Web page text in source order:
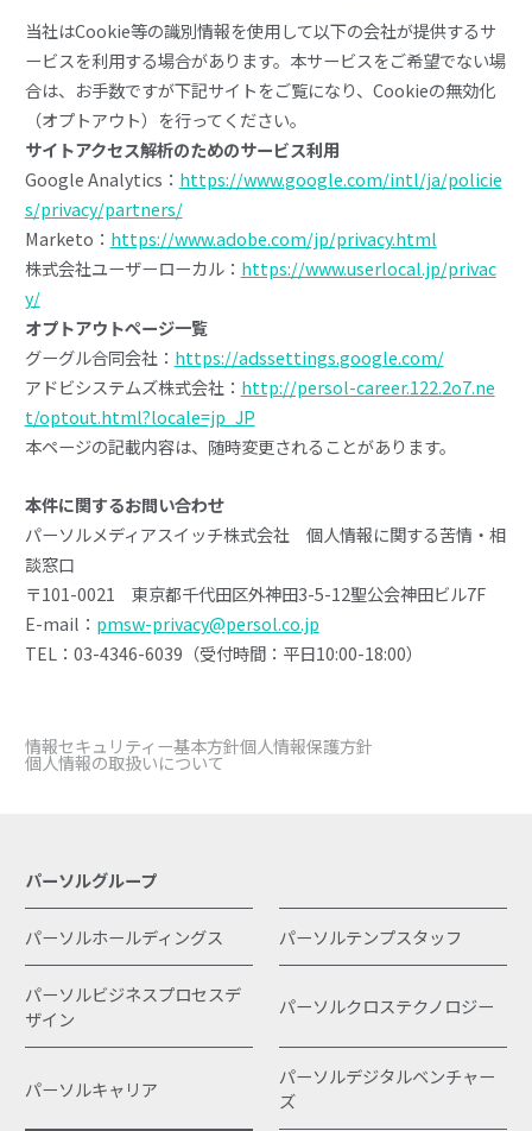
当社はCookie等の識別情報を使用して以下の会社が提供するサ
ービスを利用する場合があります。本サービスをご希望でない場
合は、お手数ですが下記サイトをご覧になり、Cookieの無効化
（オプトアウト）を行ってください。
サイトアクセス解析のためのサービス利用
Google Analytics： https://www.google.com/intl/ja/policie
s/privacy/partners/
Marketo： https://www.adobe.com/jp/privacy.html
株式会社ユーザーローカル： https://www.userlocal.jp/privac
y/
オプトアウトページ一覧
グーグル合同会社： https://adssettings.google.com/
アドビシステムズ株式会社： http://persol-career.122.2o7.ne
t/optout.html?locale=jp_JP
本ページの記載内容は、随時変更されることがあります。
本件に関するお問い合わせ
パーソルメディアスイッチ株式会社 個人情報に関する苦情・相
談窓口
〒101-0021 東京都千代田区外神田3-5-12聖公会神田ビル7F
E-mail： pmsw-privacy@persol.co.jp
TEL：03-4346-6039（受付時間：平日10:00-18:00）
情報セキュリティー基本方針個人情報保護方針
個人情報の取扱いについて
パーソルグループ
パーソルホールディングス パーソルテンプスタッフ
パーソルビジネスプロセスデ
ザイン
パーソルクロステクノロジー
パーソルキャリア
パーソルデジタルベンチャー
ズ